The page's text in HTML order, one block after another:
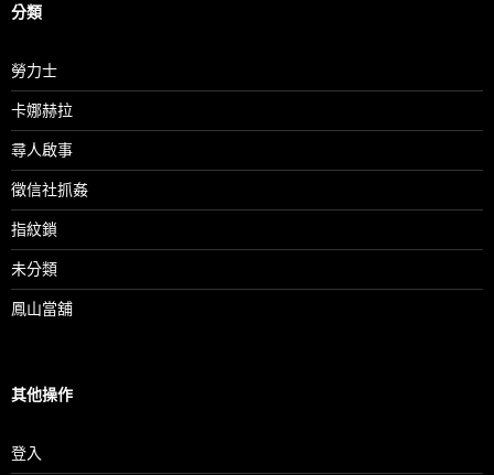
分類
勞力士
卡娜赫拉
尋人啟事
徵信社抓姦
指紋鎖
未分類
鳳山當舖
其他操作
登入